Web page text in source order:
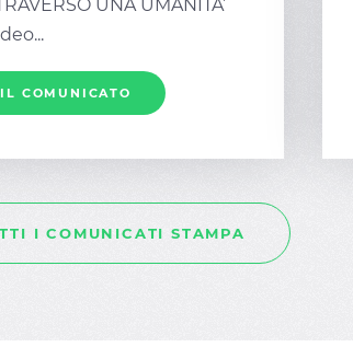
UNA UMANITA’
COMUNICATO
I COMUNICATI STAMPA